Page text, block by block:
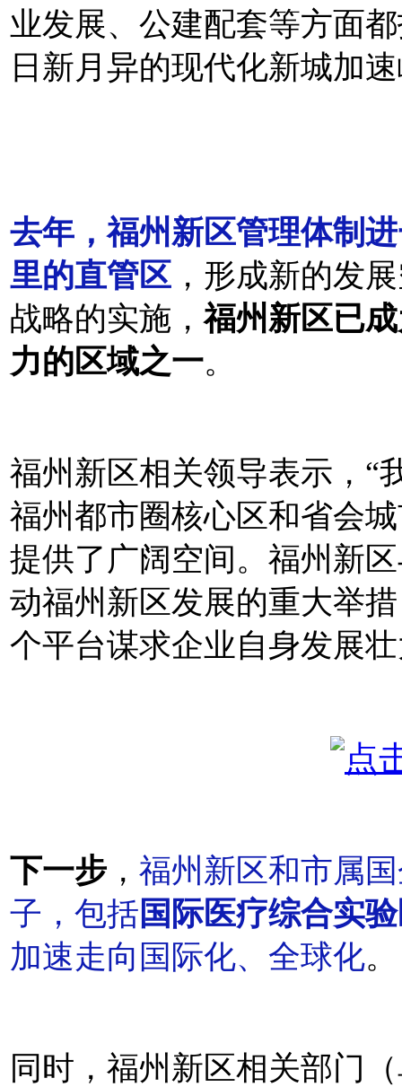
业发展、公建配套等方面
日新月异的现代化新城加
去年，福州新区管理体制
里的直管区 ，形成新的发
战略的实施，福州新区已
力的区域之一。
福州新区相关领导表示，“
福州都市圈核心区和省会
提供了广阔空间。福州新
动福州新区发展的重大举
个平台谋求企业自身发展
下一步 ， 福州新区和市属
子，包括国际医疗综合实
加速走向国际化、全球化。
同时，福州新区相关部门